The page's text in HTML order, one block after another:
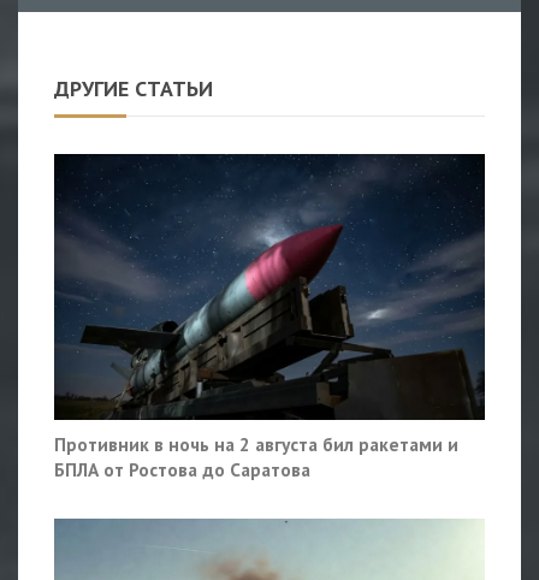
ДРУГИЕ СТАТЬИ
Противник в ночь на 2 августа бил ракетами и
БПЛА от Ростова до Саратова